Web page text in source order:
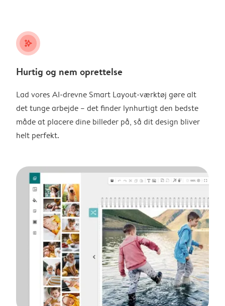
stars_plus
Hurtig og nem oprettelse
Lad vores AI-drevne Smart Layout-værktøj gøre alt
det tunge arbejde – det finder lynhurtigt den bedste
måde at placere dine billeder på, så dit design bliver
helt perfekt.